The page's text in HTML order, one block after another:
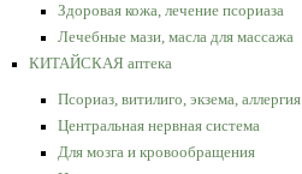
Здоровая кожа, лечение псориаза
Лечебные мази, масла для массажа
КИТАЙСКАЯ аптека
Псориаз, витилиго, экзема, аллергия
Центральная нервная система
Для мозга и кровообращения